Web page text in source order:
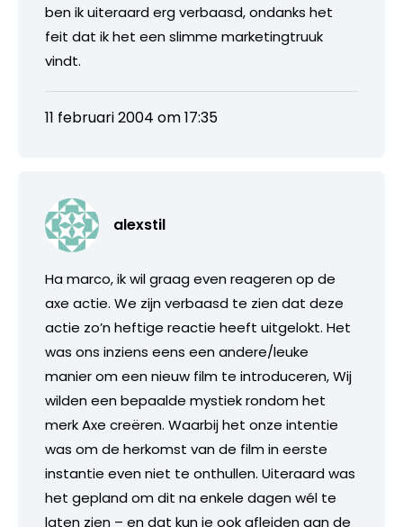
ben ik uiteraard erg verbaasd, ondanks het
feit dat ik het een slimme marketingtruuk
vindt.
11 februari 2004 om 17:35
alexstil
Ha marco, ik wil graag even reageren op de
axe actie. We zijn verbaasd te zien dat deze
actie zo’n heftige reactie heeft uitgelokt. Het
was ons inziens eens een andere/leuke
manier om een nieuw film te introduceren, Wij
wilden een bepaalde mystiek rondom het
merk Axe creëren. Waarbij het onze intentie
was om de herkomst van de film in eerste
instantie even niet te onthullen. Uiteraard was
het gepland om dit na enkele dagen wél te
laten zien – en dat kun je ook afleiden aan de